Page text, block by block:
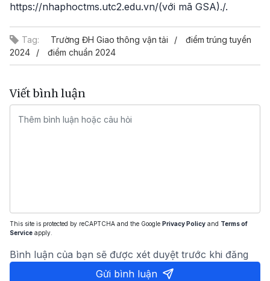
https://nhaphoctms.utc2.edu.vn/(với mã GSA)./.
Tag: Trường ĐH Giao thông vận tải
điểm trúng tuyển
2024
điểm chuẩn 2024
Viết bình luận
This site is protected by reCAPTCHA and the Google Privacy Policy and Terms of
Service apply.
Bình luận của bạn sẽ được xét duyệt trước khi đăng
Gửi bình luận